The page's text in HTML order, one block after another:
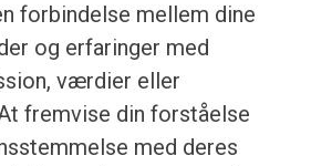
forbindelse mellem dine
og erfaringer med
værdier eller
fremvise din forståelse
med deres